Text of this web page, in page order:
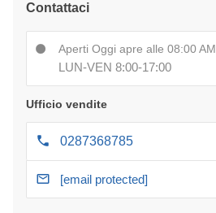
Contattaci
Aperti Oggi apre alle 08:00 AM
LUN-VEN 8:00-17:00
Ufficio vendite
0287368785
[email protected]